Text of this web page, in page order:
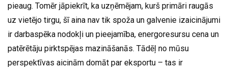
pieaug. Tomēr jāpiekrīt, ka uzņēmējam, kurš primāri raugās
uz vietējo tirgu, šī aina nav tik spoža un galvenie izaicinājumi
ir darbaspēka nodokļi un pieejamība, energoresursu cena un
patērētāju pirktspējas mazināšanās. Tādēļ no mūsu
perspektīvas aicinām domāt par eksportu – tas ir